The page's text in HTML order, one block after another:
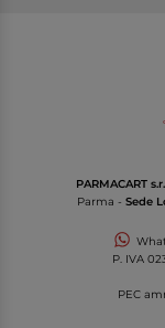
PARMACART
Parma -Sede
P. IVA
PEC